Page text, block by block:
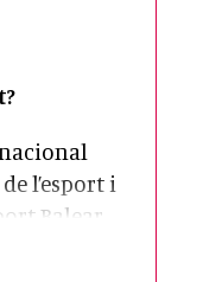
l’esport i
Balear,